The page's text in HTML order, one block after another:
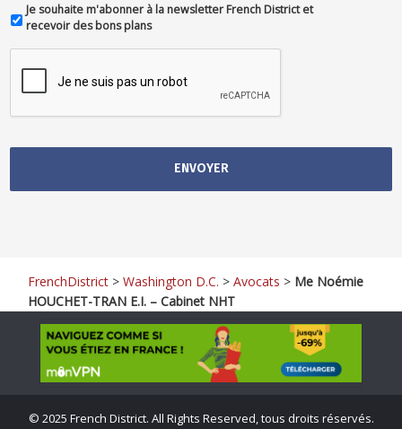
Je souhaite m'abonner à la newsletter French District et
recevoir des bons plans
FrenchDistrict >Washington D.C. >Avocats > Me Noémie
HOUCHET-TRAN E.I. – Cabinet NHT
© 2025 French District. All Rights Reserved, tous droits réservés.